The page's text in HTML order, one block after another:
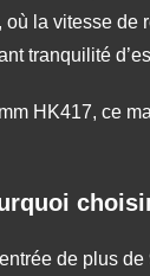
la vitesse
tranquilité
HK417, ce
de plus